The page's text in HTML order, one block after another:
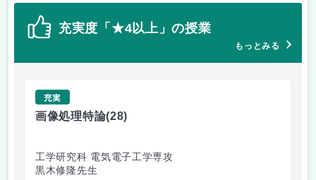
充実度「★4以上」の授業
もっとみる
充実
画像処理特論(28)
工学研究科 電気電子工学専攻
黒木修隆先生